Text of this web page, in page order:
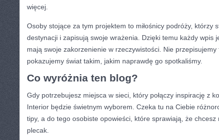
więcej.
Osoby stojące za tym projektem to miłośnicy podróży, którzy
destynacji i zapisują swoje wrażenia. Dzięki temu każdy wpis
mają swoje zakorzenienie w rzeczywistości. Nie
pokazujemy świat takim, jakim naprawdę go spotkaliśmy.
Co wyróżnia ten blog?
Gdy potrzebujesz miejsca w sieci, który połączy inspirację z
Interior będzie świetnym wyborem. Czeka tu na Ciebie
tipy, a do tego osobiste opowieści, które sprawiają, że chcesz
plecak.